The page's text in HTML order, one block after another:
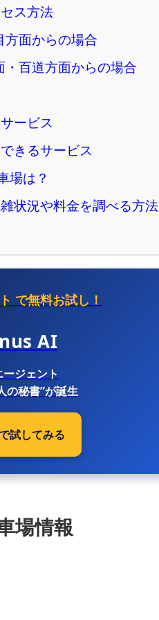
ス方法
方面からの場合
・百道方面からの場合
ービス
きるサービス
場は？
状況や料金を調べる方法
で無料お試し！
AI
ジェント
の秘書”が誕生
試してみる
場情報